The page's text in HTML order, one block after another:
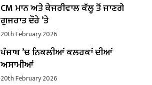
CM ਮਾਨ ਅਤੇ ਕੇਜਰੀਵਾਲ ਕੱਲ੍ਹ ਤੋਂ ਜਾਣਗੇ
ਗੁਜਰਾਤ ਦੌਰੇ ’ਤੇ
20th February 2026
ਪੰਜਾਬ ’ਚ ਨਿਕਲੀਆਂ ਕਲਰਕਾਂ ਦੀਆਂ
ਅਸਾਮੀਆਂ
20th February 2026